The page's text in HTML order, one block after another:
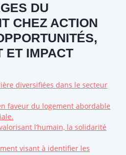
DU
CHEZ ACTION
ET IMPACT
diversifiées dans le secteur
faveur du logement abordable
l’humain, la solidarité
visant à identifier les